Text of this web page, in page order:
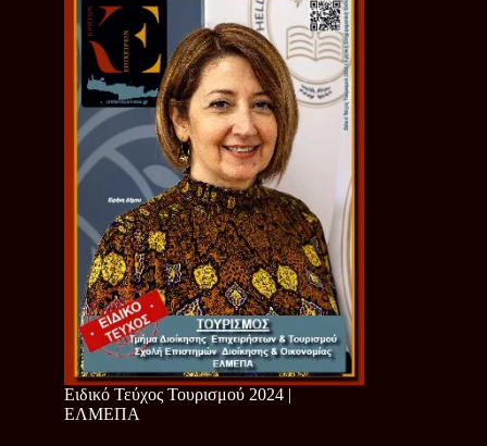
Ειδικό Τεύχος Τουρισμού 2024 |
ΕΛΜΕΠΑ